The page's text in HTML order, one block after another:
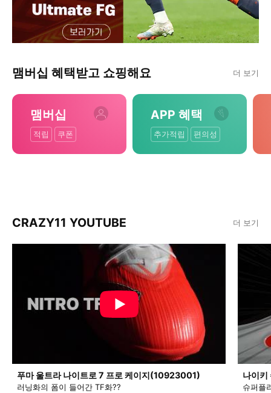
맴버십 혜택받고 쇼핑해요 더 보기
맴버십
적립 쿠폰
APP 혜택
추가적립 편의성
CRAZY11 YOUTUBE 더 보기
푸마 울트라 나이트로 7 프로 케이지(10923001)
러닝화의 폼이 들어간 TF화??
나이
슈퍼플